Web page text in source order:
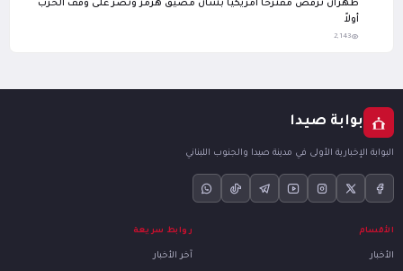
طهران ترفض مقترحاً أمريكياً بشأن مضيق هرمز وتصر على وقف الحرب
أولاً
2,143
بوابة صيدا
البوابة الإخبارية الأولى في مدينة صيدا والجنوب اللبناني
الأقسام
الأخبار
روابط سريعة
آخر الأخبار